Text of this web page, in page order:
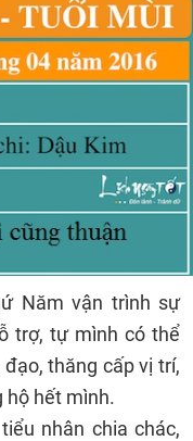
Năm vận trình sự
trợ, tự mình có thể
thăng cấp vị trí,
hộ hết mình.
nhân chia chác,